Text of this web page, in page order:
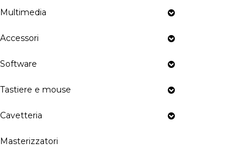
Multimedia
Accessori
Software
Tastiere e mouse
Cavetteria
Masterizzatori